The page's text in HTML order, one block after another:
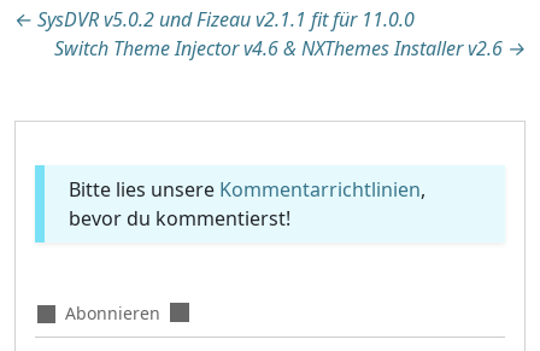
Beitragsnavigation
← SysDVR v5.0.2 und Fizeau v2.1.1 fit für 11.0.0
Switch Theme Injector v4.6 & NXThemes Installer v2.6 →
Bitte lies unsere Kommentarrichtlinien,
bevor du kommentierst!
Abonnieren